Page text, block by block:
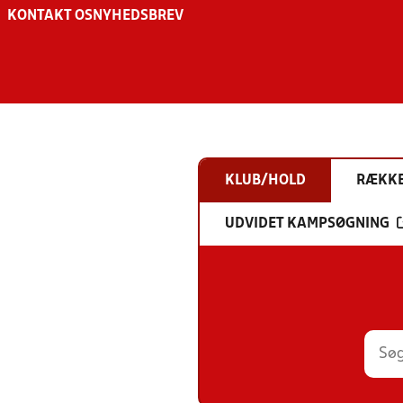
KONTAKT OS NYHEDSBREV
KLUB/HOLD
UDVIDET KAMPSØGNING